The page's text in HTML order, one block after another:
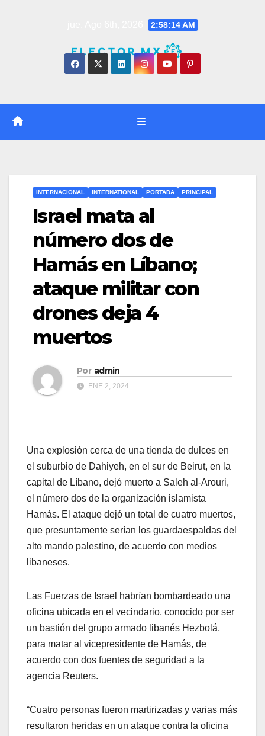
2:58:15 AM
INTERNACIONAL INTERNATIONAL PORTADA PRINCIPAL
Israel mata al
número dos de
Hamás en Líbano;
ataque militar con
drones deja 4
muertos
Por admin
ENE 2, 2024
Una explosión cerca de una tienda de dulces en
el suburbio de Dahiyeh, en el sur de Beirut, en la
capital de Líbano, dejó muerto a Saleh al-Arouri,
el número dos de la organización islamista
Hamás. El ataque dejó un total de cuatro muertos,
que presuntamente serían los guardaespaldas del
alto mando palestino, de acuerdo con medios
libaneses.
Las Fuerzas de Israel habrían bombardeado una
oficina ubicada en el vecindario, conocido por ser
un bastión del grupo armado libanés Hezbolá,
para matar al vicepresidente de Hamás, de
acuerdo con dos fuentes de seguridad a la
agencia Reuters.
“Cuatro personas fueron martirizadas y varias más
resultaron heridas en un ataque contra la oficina